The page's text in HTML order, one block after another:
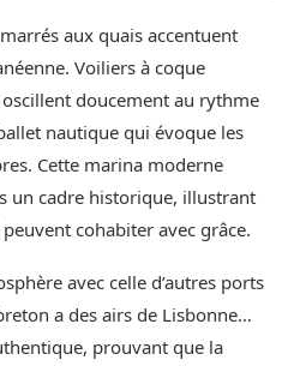
aux quais accentuent
Voiliers à coque
doucement au rythme
nautique qui évoque les
Cette marina moderne
un cadre historique, illustrant
cohabiter avec grâce.
avec celle d’autres ports
a des airs de Lisbonne…
prouvant que la